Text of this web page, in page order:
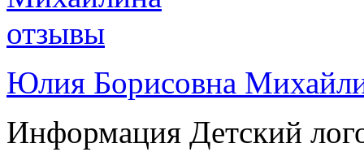
Юлия Борисовна
Информация Детский